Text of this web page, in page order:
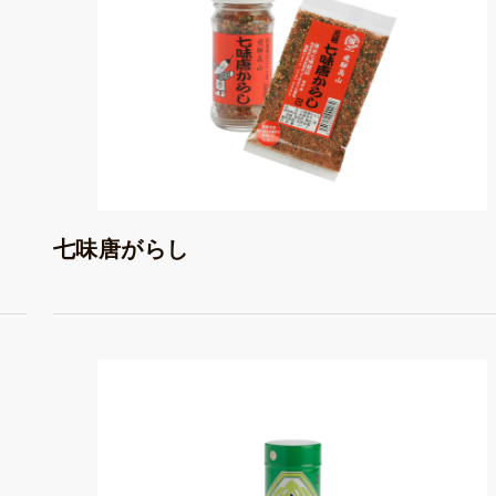
七味唐がらし